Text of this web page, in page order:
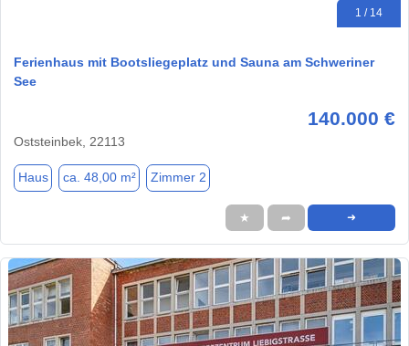
1 / 14
Ferienhaus mit Bootsliegeplatz und Sauna am Schweriner
See
140.000 €
Oststeinbek, 22113
Haus ca. 48,00 m² Zimmer 2
★ ➦ ➜